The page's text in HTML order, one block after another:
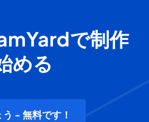
で制作
める
- 無料です！